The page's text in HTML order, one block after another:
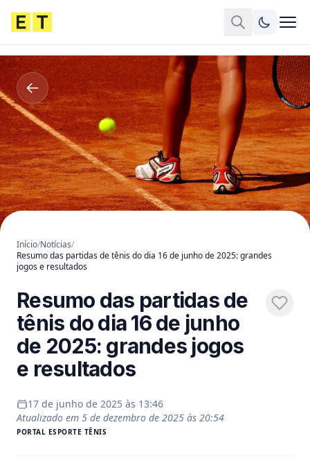
Início/Notícias/
Resumo das partidas de tênis do dia 16 de junho de 2025: grandes
jogos e resultados
Resumo das partidas de
tênis do dia 16 de junho
de 2025: grandes jogos
e resultados
17 de junho de 2025 às 13:46
Atualizado em 5 de dezembro de 2025 às 20:54
PORTAL ESPORTE TÊNIS